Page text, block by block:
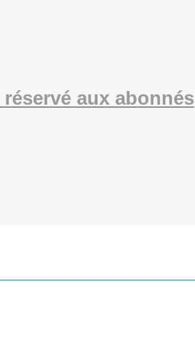
aux abonnés